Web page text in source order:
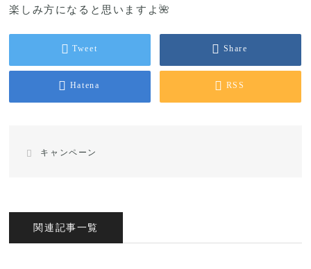
楽しみ方になると思いますよ🌺
Tweet Share
Hatena RSS
キャンペーン
関連記事一覧